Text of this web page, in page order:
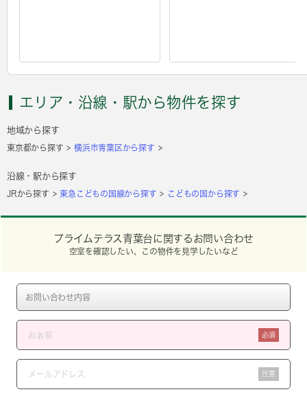
エリア・沿線・駅から物件を探す
地域から探す
東京都から探す 横浜市青葉区から探す
沿線・駅から探す
JRから探す 東急こどもの国線から探す こどもの国から探す
プライムテラス青葉台に関するお問い合わせ
空室を確認したい、この物件を見学したいなど
必須
任意